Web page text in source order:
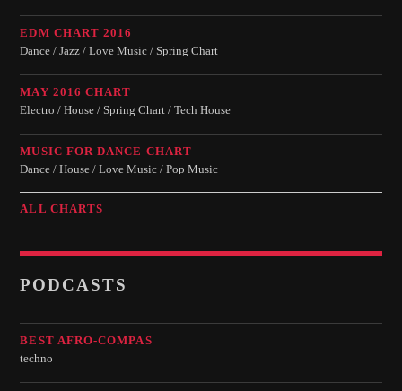
MIRKO MORALEZ
Talent Scout
JHON TUFT
Look Designer / Photographer / Sound Designer
EDM CHART 2016
Dance / Jazz / Love Music / Spring Chart
MAY 2016 CHART
Electro / House / Spring Chart / Tech House
MUSIC FOR DANCE CHART
Dance / House / Love Music / Pop Music
ALL CHARTS
PODCASTS
BEST AFRO-COMPAS
techno